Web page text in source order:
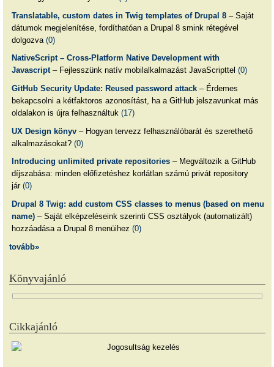
Translatable, custom dates in Twig templates of Drupal 8– Saját
dátumok megjelenítése, fordíthatóan a Drupal 8 smink rétegével
dolgozva (0)
NativeScript – Cross-Platform Native Development with
Javascript– Fejlesszünk natív mobilalkalmazást JavaScripttel (0)
GitHub Security Update: Reused password attack– Érdemes
bekapcsolni a kétfaktoros azonosítást, ha a GitHub jelszavunkat más
oldalakon is újra felhasználtuk (17)
UX Design könyv– Hogyan tervezz felhasználóbarát és szerethető
alkalmazásokat? (0)
Introducing unlimited private repositories– Megváltozik a GitHub
díjszabása: minden előfizetéshez korlátlan számú privát repository
jár (0)
Drupal 8 Twig: add custom CSS classes to menus (based on menu
name)– Saját elképzeléseink szerinti CSS osztályok (automatizált)
hozzáadása a Drupal 8 menüihez (0)
tovább»
Könyvajánló
Cikkajánló